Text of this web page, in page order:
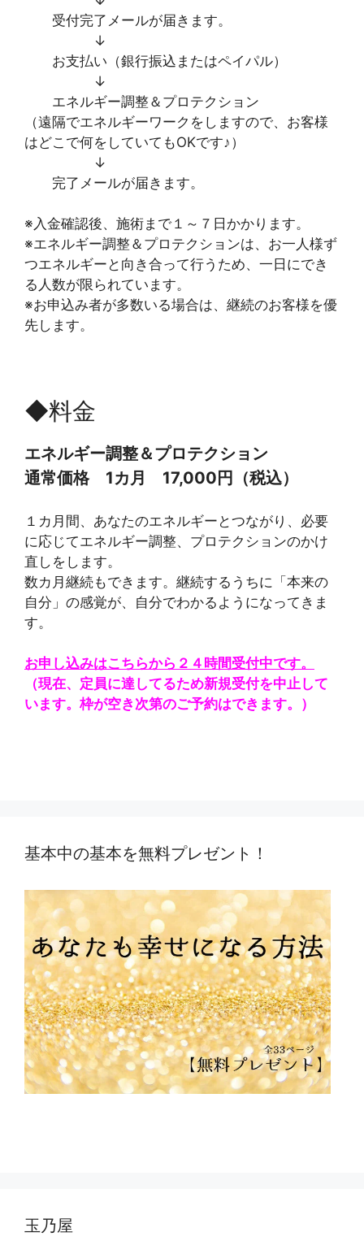
受付完了メールが届きます。
↓
お支払い（銀行振込またはペイパル）
↓
エネルギー調整＆プロテクション
（遠隔でエネルギーワークをしますので、お客様
はどこで何をしていてもOKです♪）
↓
完了メールが届きます。
※入金確認後、施術まで１～７日かかります。
※エネルギー調整＆プロテクションは、お一人様ず
つエネルギーと向き合って行うため、一日にでき
る人数が限られています。
※お申込み者が多数いる場合は、継続のお客様を優
先します。
◆料金
エネルギー調整＆プロテクション
通常価格 1カ月 17,000円（税込）
１カ月間、あなたのエネルギーとつながり、必要
に応じてエネルギー調整、プロテクションのかけ
直しをします。
数カ月継続もできます。継続するうちに「本来の
自分」の感覚が、自分でわかるようになってきま
す。
お申し込みはこちらから２４時間受付中です。
（現在、定員に達してるため新規受付を中止して
います。枠が空き次第のご予約はできます。）
基本中の基本を無料プレゼント！
玉乃屋